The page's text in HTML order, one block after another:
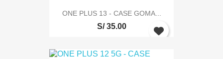
ONE PLUS 13 - CASE GOMA...
S/ 35.00
Iniciar sesión
Debe iniciar sesión para guardar productos en su lista de